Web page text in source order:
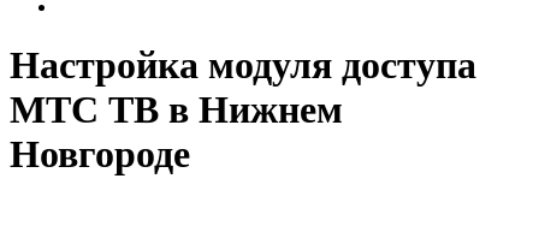
Настройка модуля доступа
МТС ТВ в Нижнем
Новгороде